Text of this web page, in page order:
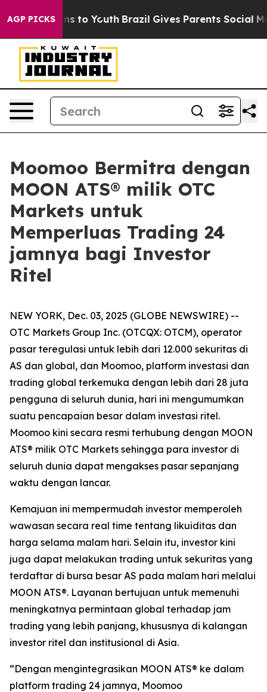
AGP PICKS
Harms to Youth Brazil Gives Parents Social Media
Moomoo Bermitra dengan
MOON ATS® milik OTC
Markets untuk
Memperluas Trading 24
jamnya bagi Investor
Ritel
NEW YORK, Dec. 03, 2025 (GLOBE NEWSWIRE) --
OTC Markets Group Inc. (OTCQX: OTCM), operator
pasar teregulasi untuk lebih dari 12.000 sekuritas di
AS dan global, dan Moomoo, platform investasi dan
trading global terkemuka dengan lebih dari 28 juta
pengguna di seluruh dunia, hari ini mengumumkan
suatu pencapaian besar dalam investasi ritel.
Moomoo kini secara resmi terhubung dengan MOON
ATS® milik OTC Markets sehingga para investor di
seluruh dunia dapat mengakses pasar sepanjang
waktu dengan lancar.
Kemajuan ini mempermudah investor memperoleh
wawasan secara real time tentang likuiditas dan
harga selama malam hari. Selain itu, investor kini
juga dapat melakukan trading untuk sekuritas yang
terdaftar di bursa besar AS pada malam hari melalui
MOON ATS®. Layanan bertujuan untuk memenuhi
meningkatnya permintaan global terhadap jam
trading yang lebih panjang, khususnya di kalangan
investor ritel dan institusional di Asia.
“Dengan mengintegrasikan MOON ATS® ke dalam
platform trading 24 jamnya, Moomoo